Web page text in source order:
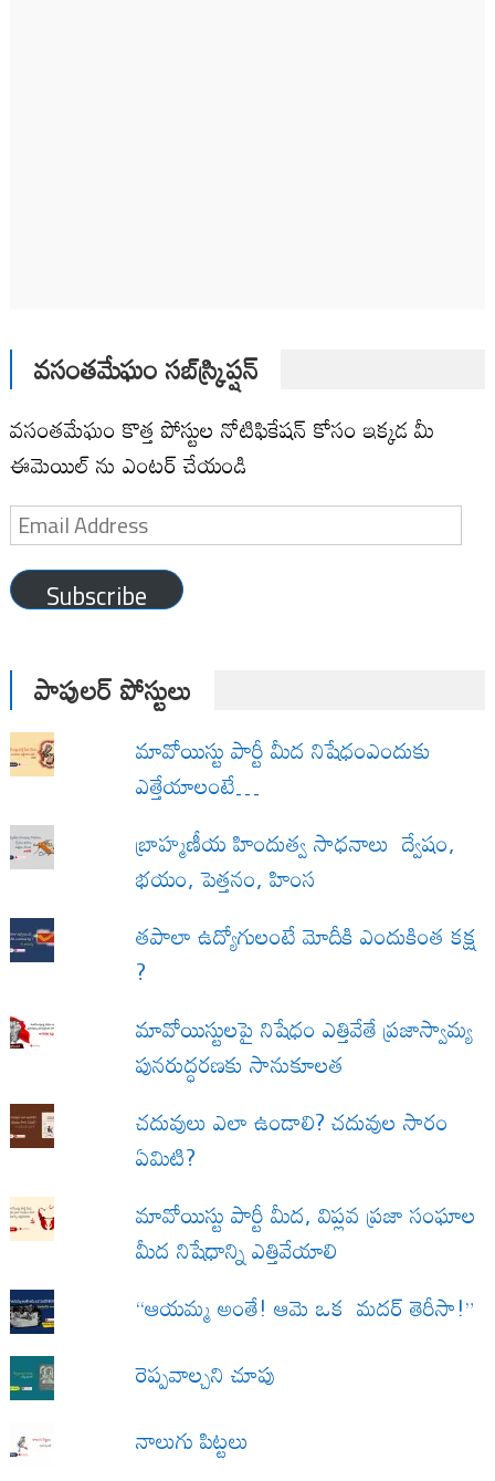
వసంతమేఘం సబ్‌స్క్రిప్షన్
వసంతమేఘం కొత్త పోస్టుల నోటిఫికేషన్ కోసం ఇక్కడ మీ
ఈమెయిల్ ను ఎంటర్ చేయండి
Email
Address
Subscribe
పాపులర్ పోస్టులు
మావోయిస్టు పార్టీ మీద నిషేధంఎందుకు
ఎత్తేయాలంటే…
బ్రాహ్మణీయ హిందుత్వ సాధనాలు ద్వేషం,
భయం, పెత్తనం, హింస
త‌పాలా ఉద్యోగులంటే మోదీకి ఎందుకింత కక్ష
?
మావోయిస్టులపై నిషేధం ఎత్తివేతే ప్రజాస్వామ్య
పునరుద్ధరణకు సానుకూలత
చదువులు ఎలా ఉండాలి? చదువుల సారం
ఏమిటి?
మావోయిస్టు పార్టీ మీద, విప్లవ ప్రజా సంఘాల
మీద నిషేధాన్ని ఎత్తివేయాలి
“ఆయమ్మ అంతే! ఆమె ఒక మదర్ తెరీసా!”
రెప్పవాల్చని చూపు
నాలుగు పిట్టలు